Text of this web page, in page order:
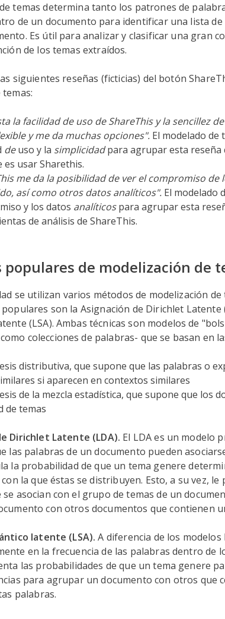
temas determina tanto los patrones de
de un documento para identificar una lista
Es útil para analizar y clasificar una gran
de los temas extraídos.
siguientes reseñas (ficticias) del botón
la facilidad de uso de ShareThis y la sencillez
y me da muchas opciones". El modelado de
deuso y la simplicidadpara agrupar esta reseña
es usar Sharethis.
me da la posibilidad de ver el compromiso de
así como otros datos analíticos". El modelado
y los datos analíticospara agrupar esta
de análisis de ShareThis.
populares de modelización de
se utilizan varios métodos de modelización
son la Asignación de Dirichlet Latente
(LSA). Ambas técnicas son modelos de
colecciones de palabras- que se basan en
distributiva, que supone que las palabras o
si aparecen en contextos similares
de la mezcla estadística, que supone que los
de temas
Dirichlet Latente (LDA). El LDA es un modelo
las palabras de un documento pueden
la probabilidad de que un tema genere
la que éstas se distribuyen. Esto, a su vez,
se asocian con el grupo de temas de un
con otros documentos que contienen
latente (LSA).A diferencia de los modelos
en la frecuencia de las palabras dentro de
las probabilidades de que un tema genere
para agrupar un documento con otros que
palabras.